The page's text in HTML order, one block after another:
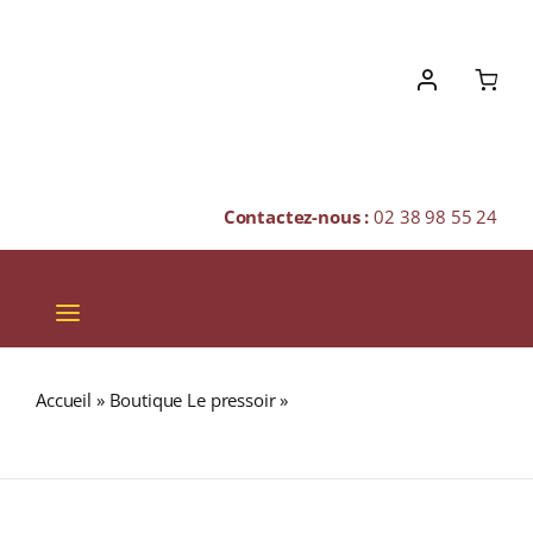
Contactez-nous :02 38 98 55 24
Toggle
Navigation
SPIRITUEUX
Accueil » Boutique Le pressoir»